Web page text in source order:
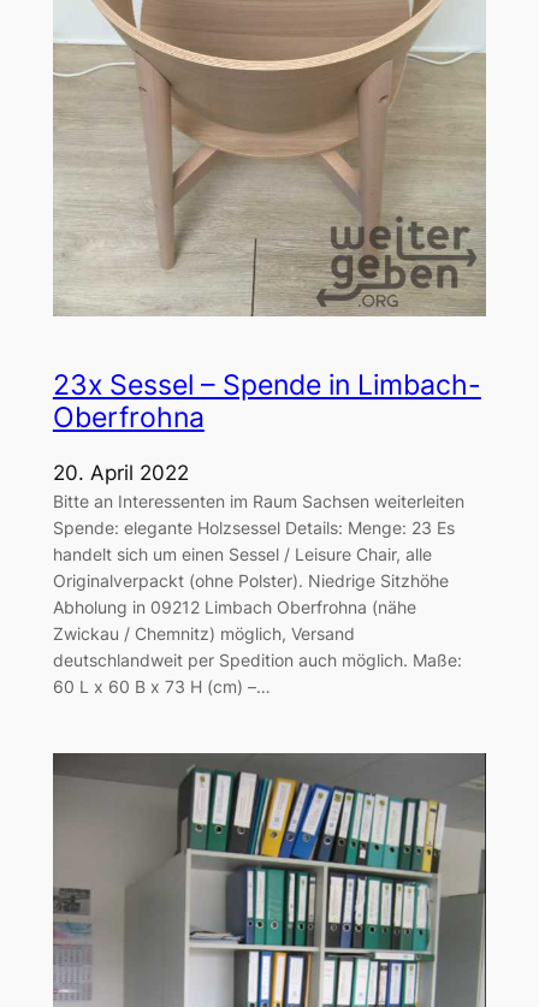
23x Sessel – Spende in Limbach-
Oberfrohna
20. April 2022
Bitte an Interessenten im Raum Sachsen weiterleiten
Spende: elegante Holzsessel Details: Menge: 23 Es
handelt sich um einen Sessel / Leisure Chair, alle
Originalverpackt (ohne Polster). Niedrige Sitzhöhe
Abholung in 09212 Limbach Oberfrohna (nähe
Zwickau / Chemnitz) möglich, Versand
deutschlandweit per Spedition auch möglich. Maße:
60 L x 60 B x 73 H (cm) –…